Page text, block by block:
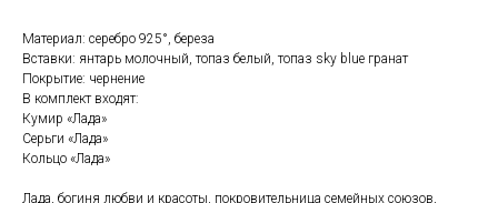
Материал: серебро 925°, береза
Вставки: янтарь молочный, топаз белый, топаз sky blue гранат
Покрытие: чернение
В комплект входят:
Кумир «Лада»
Серьги «Лада»
Кольцо «Лада»
Лада, богиня любви и красоты, покровительница семейных союзов,